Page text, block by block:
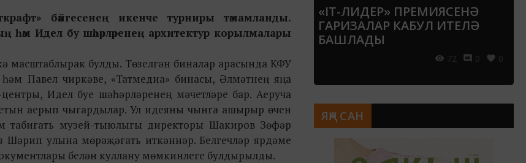
бәйгесенең икенче турниры тәмамланды.
һәм Идел бу шәһәрләренең архитектур корылмалары
масштаблырак булды. Төзелгән биналар арасында КФУ
Павел чиркәве, «Татмедиа» бинасы, Әлмәтнең яңа
Идел буе шәһәрләренең мәчетләре бар. Аеруча
аерып чыгардылар. Ул идеяны чынга ашырыр өчен
табигать музей-тыюлыгы директоры Шакиров Зөфәр
улына мөрәҗәгать иткәннәр. Белгечләр ярдәме
белән куллану мөмкинлеге булдырылды.
«IT-ЛИДЕР» ПРЕМИЯСЕНӘ
ГАРИЗАЛАР КАБУЛ ИТЕЛӘ
БАШЛАДЫ
72 0 0
ЯҢА САН